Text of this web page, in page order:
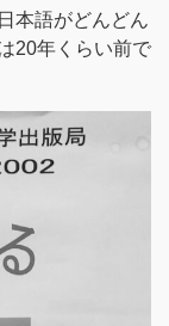
本語がどんどん
20年くらい前で